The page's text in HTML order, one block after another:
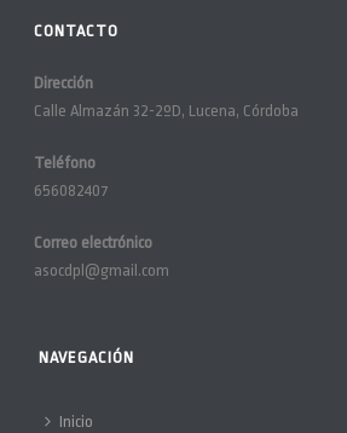
CONTACTO
Dirección
Calle Almazán 32-2ºD, Lucena, Córdoba
Teléfono
656082407
Correo electrónico
asocdpl@gmail.com
NAVEGACIÓN
Inicio